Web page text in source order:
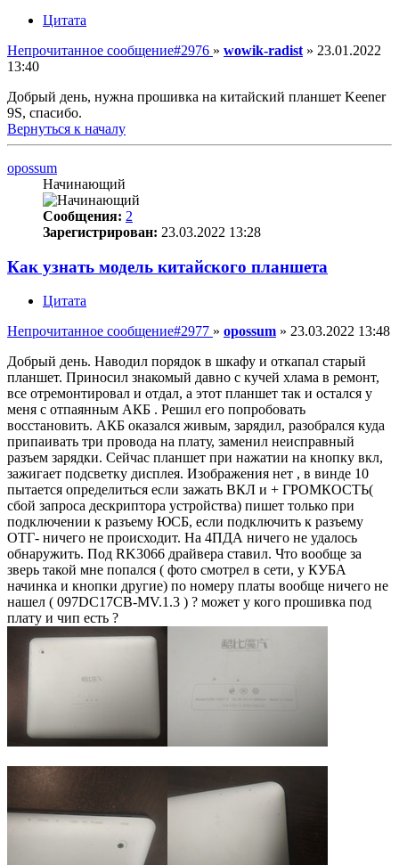
Цитата
Непрочитанное сообщение#2976 » wowik-radist » 23.01.2022
13:40
Добрый день, нужна прошивка на китайский планшет Keener
9S, спасибо.
Вернуться к началу
opossum
Начинающий
Сообщения: 2
Зарегистрирован: 23.03.2022 13:28
Как узнать модель китайского планшета
Цитата
Непрочитанное сообщение#2977 » opossum » 23.03.2022 13:48
Добрый день. Наводил порядок в шкафу и откапал старый
планшет. Приносил знакомый давно с кучей хлама в ремонт,
все отремонтировал и отдал, а этот планшет так и остался у
меня с отпаянным АКБ . Решил его попробовать
восстановить. АКБ оказался живым, зарядил, разобрался куда
припаивать три провода на плату, заменил неисправный
разъем зарядки. Сейчас планшет при нажатии на кнопку вкл,
зажигает подсветку дисплея. Изображения нет , в винде 10
пытается определиться если зажать ВКЛ и + ГРОМКОСТЬ(
сбой запроса дескриптора устройства) пишет только при
подключении к разъему ЮСБ, если подключить к разъему
ОТГ- ничего не происходит. На 4ПДА ничего не удалось
обнаружить. Под RK3066 драйвера ставил. Что вообще за
зверь такой мне попался ( фото смотрел в сети, у КУБА
начинка и кнопки другие) по номеру платы вообще ничего не
нашел ( 097DC17CB-MV.1.3 ) ? может у кого прошивка под
плату и чип есть ?